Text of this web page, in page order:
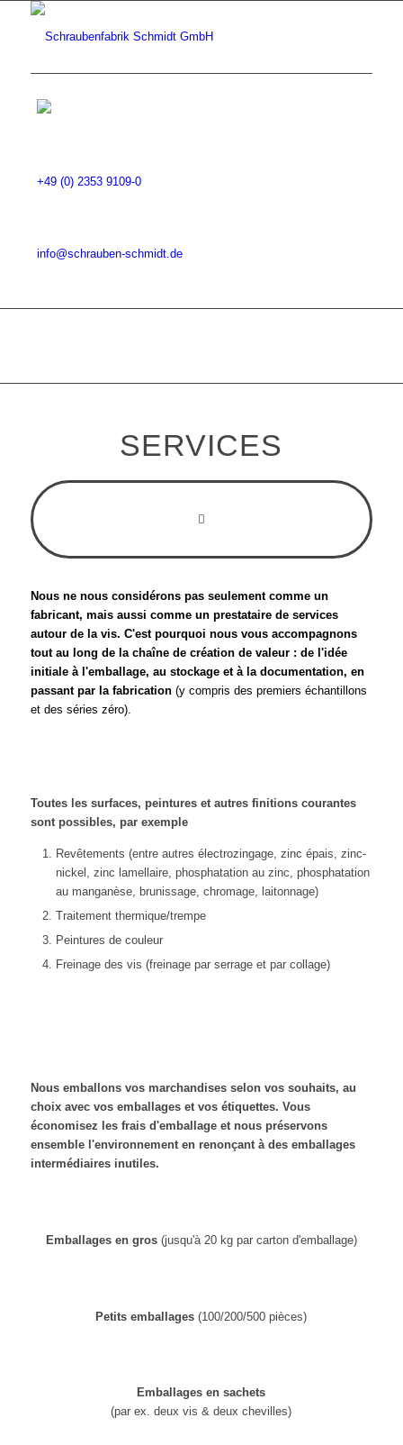
+49 (0) 2353 9109-0
info@schrauben-schmidt.de
SERVICES
Nous ne nous considérons pas seulement comme un
fabricant, mais aussi comme un prestataire de services
autour de la vis. C'est pourquoi nous vous accompagnons
tout au long de la chaîne de création de valeur : de l'idée
initiale à l'emballage, au stockage et à la documentation, en
passant par la fabrication(y compris des premiers échantillons
et des séries zéro).
Toutes les surfaces, peintures et autres finitions courantes
sont possibles, par exemple
Revêtements (entre autres électrozingage, zinc épais, zinc-
nickel, zinc lamellaire, phosphatation au zinc, phosphatation
au manganèse, brunissage, chromage, laitonnage)
Traitement thermique/trempe
Peintures de couleur
Freinage des vis (freinage par serrage et par collage)
Nous emballons vos marchandises selon vos souhaits, au
choix avec vos emballages et vos étiquettes. Vous
économisez les frais d'emballage et nous préservons
ensemble l'environnement en renonçant à des emballages
intermédiaires inutiles.
Emballages en gros (jusqu'à 20 kg par carton d'emballage)
Petits emballages (100/200/500 pièces)
Emballages en sachets
(par ex. deux vis & deux chevilles)